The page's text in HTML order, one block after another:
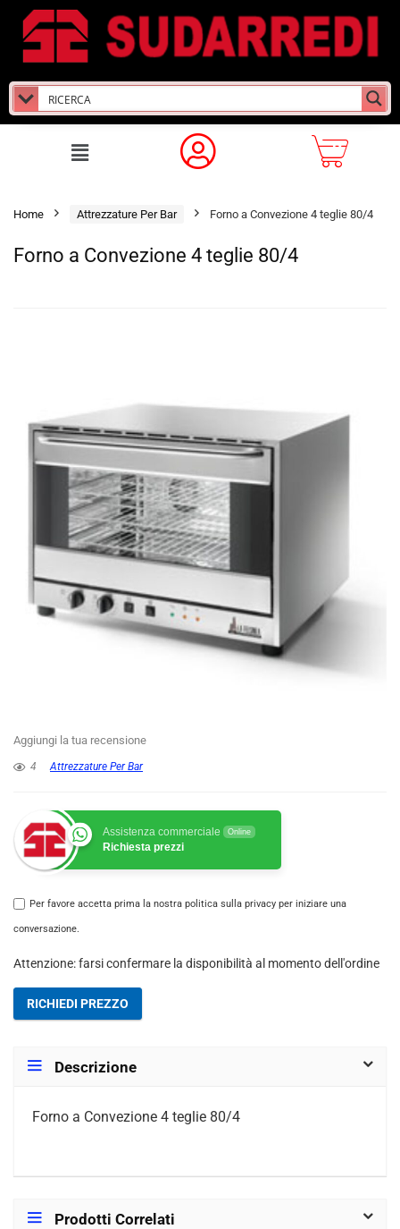
Home Attrezzature Per Bar Forno a Convezione 4 teglie 80/4
Forno a Convezione 4 teglie 80/4
Aggiungi la tua recensione
4 Attrezzature Per Bar
Assistenza commerciale Online
Richiesta prezzi
Per favore accetta prima la nostra politica sulla privacy per iniziare una
conversazione.
Attenzione: farsi confermare la disponibilità al momento dell'ordine
RICHIEDI PREZZO
Descrizione
Forno a Convezione 4 teglie 80/4
Prodotti Correlati